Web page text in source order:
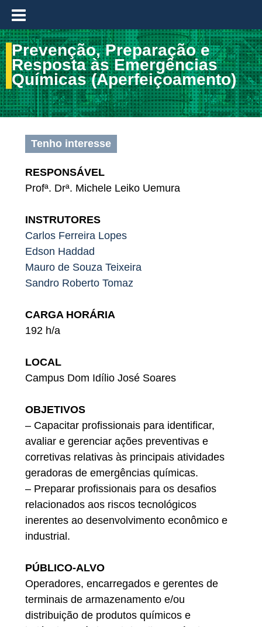
≡
Prevenção, Preparação e
Resposta às Emergências
Químicas (Aperfeiçoamento)
Tenho interesse
RESPONSÁVEL
Profª. Drª. Michele Leiko Uemura
INSTRUTORES
Carlos Ferreira Lopes
Edson Haddad
Mauro de Souza Teixeira
Sandro Roberto Tomaz
CARGA HORÁRIA
192 h/a
LOCAL
Campus Dom Idílio José Soares
OBJETIVOS
– Capacitar profissionais para identificar,
avaliar e gerenciar ações preventivas e
corretivas relativas às principais atividades
geradoras de emergências químicas.
– Preparar profissionais para os desafios
relacionados aos riscos tecnológicos
inerentes ao desenvolvimento econômico e
industrial.
PÚBLICO-ALVO
Operadores, encarregados e gerentes de
terminais de armazenamento e/ou
distribuição de produtos químicos e